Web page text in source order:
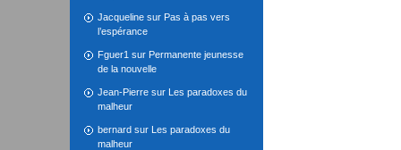
Jacqueline sur Pas à pas vers
l’espérance
Fguer1 sur Permanente jeunesse
de la nouvelle
Jean-Pierre sur Les paradoxes du
malheur
bernard sur Les paradoxes du
malheur